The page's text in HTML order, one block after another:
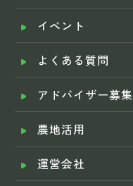
イベント
よくある質問
アドバイザー募集
農地活用
運営会社